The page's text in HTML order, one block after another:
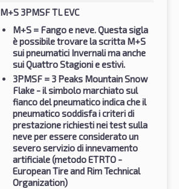
M+S 3PMSF TL EVC
M+S = Fango e neve. Questa sigla
è possibile trovare la scritta M+S
sui pneumatici Invernali ma anche
sui Quattro Stagioni e estivi.
3PMSF = 3 Peaks Mountain Snow
Flake - il simbolo marchiato sul
fianco del pneumatico indica che il
pneumatico soddisfa i criteri di
prestazione richiesti nei test sulla
neve per essere considerato un
severo servizio di innevamento
artificiale (metodo ETRTO -
European Tire and Rim Technical
Organization)